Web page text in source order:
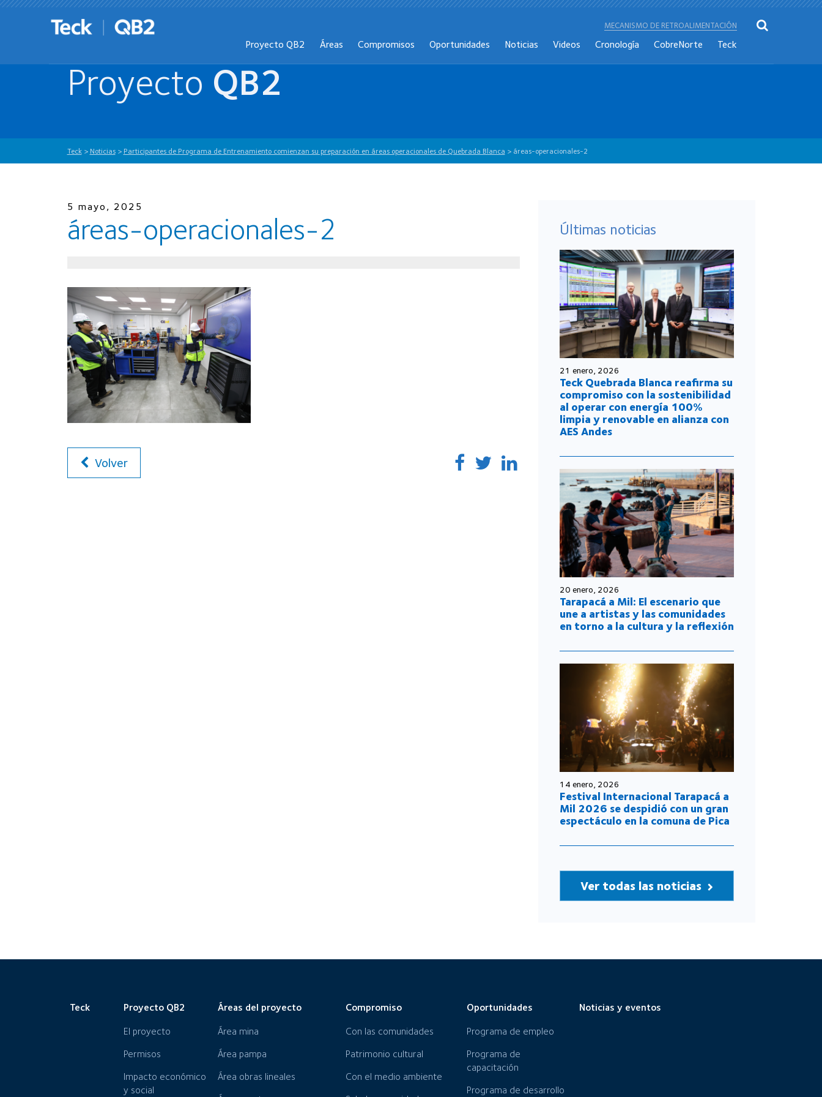
MECANISMO DE RETROALIMENTACIÓN
Proyecto QB2 Áreas Compromisos Oportunidades Noticias Videos Cronología CobreNorte Teck
Proyecto QB2
Teck> Noticias> Participantes de Programa de Entrenamiento comienzan su preparación en áreas operacionales de Quebrada Blanca > áreas-operacionales-2
5 mayo, 2025
áreas-operacionales-2
Volver
Últimas noticias
21 enero, 2026
Teck Quebrada Blanca reafirma su
compromiso con la sostenibilidad
al operar con energía 100%
limpia y renovable en alianza con
AES Andes
20 enero, 2026
Tarapacá a Mil: El escenario que
une a artistas y las comunidades
en torno a la cultura y la reflexión
14 enero, 2026
Festival Internacional Tarapacá a
Mil 2026 se despidió con un gran
espectáculo en la comuna de Pica
Ver todas las noticias
Teck Proyecto QB2
El proyecto
Permisos
Impacto económico
y social
Áreas del proyecto
Área mina
Área pampa
Área obras lineales
Compromiso
Con las comunidades
Patrimonio cultural
Con el medio ambiente
Oportunidades
Programa de empleo
Programa de
capacitación
Programa de desarrollo
Noticias y eventos